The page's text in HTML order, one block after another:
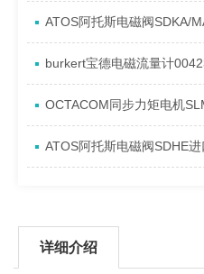
ATOS阿托斯电磁阀SDKA/
burkert宝德电磁流量计
OCTACOM同步力矩电机
ATOS阿托斯电磁阀SDHE
详细介绍